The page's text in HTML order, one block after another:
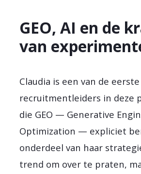
GEO, AI en de
van
Claudia is een van de eerste
recruitmentleiders in deze
die GEO — Generative
Optimization — expliciet
onderdeel van haar
trend om over te praten,